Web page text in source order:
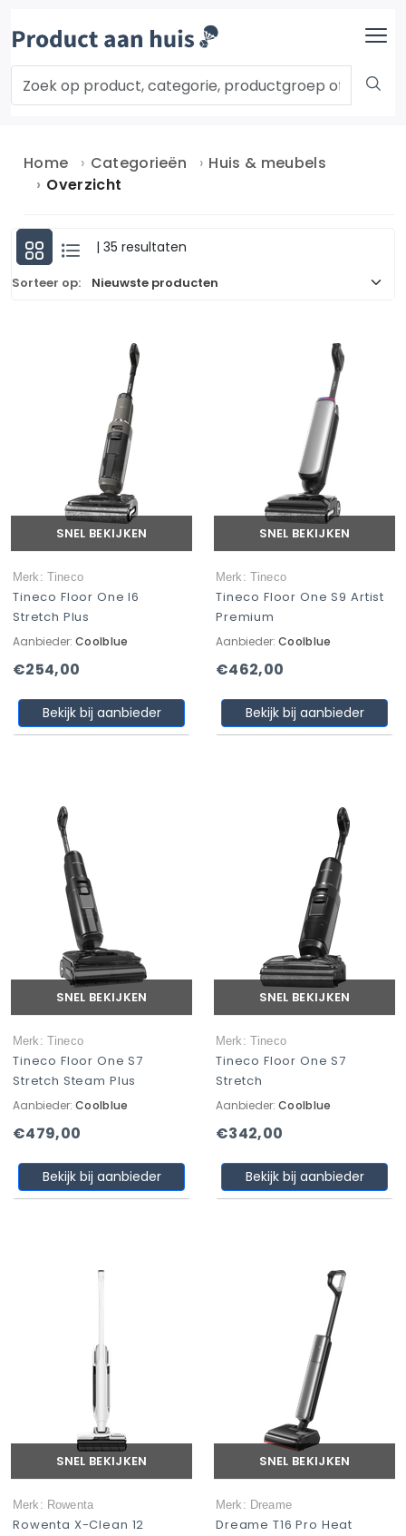
Home Categorieën
Huis & meubels
Overzicht
| 35 resultaten
Sorteer op:
SNEL BEKIJKEN
Merk: Tineco
Tineco Floor One I6
Stretch Plus
Aanbieder: Coolblue
€254,00
Bekijk bij aanbieder
SNEL BEKIJKEN
Merk: Tineco
Tineco Floor One S9 Artist
Premium
Aanbieder: Coolblue
€462,00
Bekijk bij aanbieder
SNEL BEKIJKEN
Merk: Tineco
Tineco Floor One S7
Stretch Steam Plus
Aanbieder: Coolblue
€479,00
Bekijk bij aanbieder
SNEL BEKIJKEN
Merk: Tineco
Tineco Floor One S7
Stretch
Aanbieder: Coolblue
€342,00
Bekijk bij aanbieder
SNEL BEKIJKEN
Merk: Rowenta
Rowenta X-Clean 12
SNEL BEKIJKEN
Merk: Dreame
Dreame T16 Pro Heat